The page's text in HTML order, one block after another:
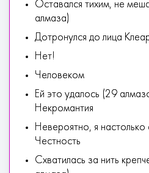
Оставался тихим, не
алмаза)
Дотронулся до лица
Нет!
Человеком
Ей это удалось (29
Некромантия
Невероятно, я настолько
Честность
Схватилась за нить